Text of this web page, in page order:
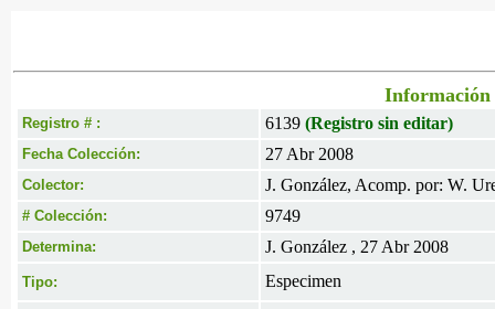
Información
Registro # : 6139 (Registro sin editar)
Fecha Colección: 27 Abr 2008
Colector: J. González, Acomp. por: W.
# Colección: 9749
Determina: J. González , 27 Abr 2008
Tipo: Especimen